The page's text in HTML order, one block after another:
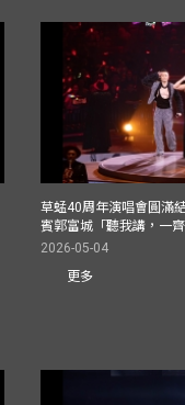
草蜢40周年演唱會圓滿
賓郭富城「聽我講，一
2026-05-04
更多